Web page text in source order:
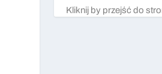
Kliknij by przejść do